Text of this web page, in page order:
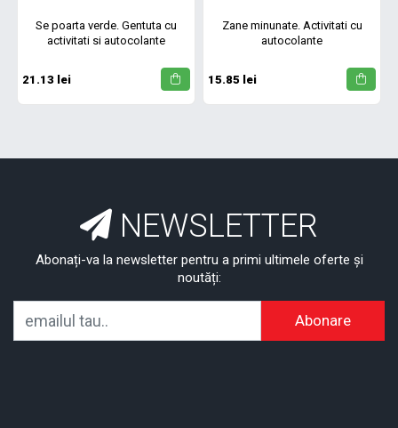
Se poarta verde. Gentuta cu
activitati si autocolante
21.13 lei
Zane minunate. Activitati cu
autocolante
15.85 lei
NEWSLETTER
Abonați-va la newsletter pentru a primi ultimele oferte și
noutăți:
Abonare